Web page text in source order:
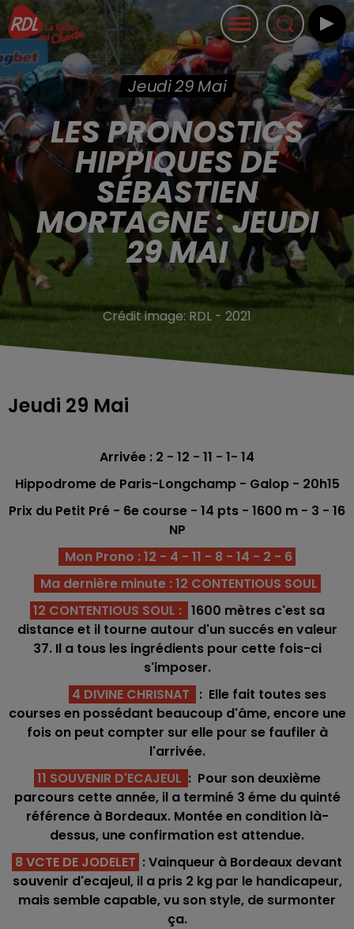
Jeudi 29 Mai
LES PRONOSTICS
HIPPIQUES DE
SÉBASTIEN
MORTAGNE : JEUDI
29 MAI
Crédit image: RDL - 2021
Jeudi 29 Mai
Arrivée : 2 - 12 - 11 - 1- 14
Hippodrome de Paris-Longchamp - Galop - 20h15
Prix du Petit Pré - 6e course - 14 pts - 1600 m - 3 - 16
NP
Mon Prono : 12 - 4 - 11 - 8 - 14 - 2 - 6
Ma dernière minute : 12 CONTENTIOUS SOUL
12 CONTENTIOUS SOUL : 1600 mètres c'est sa
distance et il tourne autour d'un succés en valeur
37. Il a tous les ingrédients pour cette fois-ci
s'imposer.
4 DIVINE CHRISNAT
: Elle fait toutes ses
courses en possédant beaucoup d'âme, encore une
fois on peut compter sur elle pour se faufiler à
l'arrivée.
11 SOUVENIR D'ECAJEUL : Pour son deuxième
parcours cette année, il a terminé 3 éme du quinté
référence à Bordeaux. Montée en condition là-
dessus, une confirmation est attendue.
8 VCTE DE JODELET : Vainqueur à Bordeaux devant
souvenir d'ecajeul, il a pris 2 kg par le handicapeur,
mais semble capable, vu son style, de surmonter
ça.